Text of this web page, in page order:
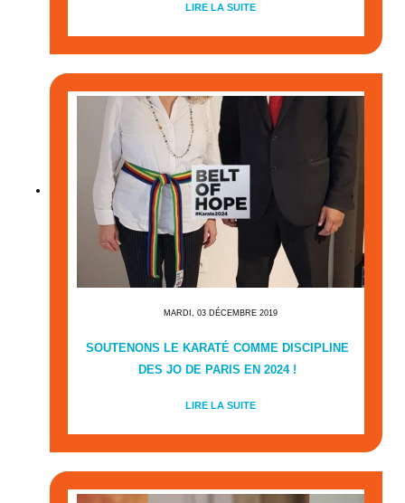
LIRE LA SUITE
MARDI, 03 DÉCEMBRE 2019
SOUTENONS LE KARATÉ COMME DISCIPLINE
DES JO DE PARIS EN 2024 !
LIRE LA SUITE